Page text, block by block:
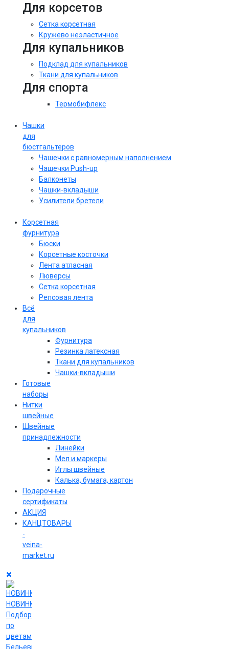
Для корсетов
Сетка корсетная
Кружево неэластичное
Для купальников
Подклад для купальников
Ткани для купальников
Для спорта
Термобифлекс
Чашки
для
бюстгальтеров
Чашечки с равномерным наполнением
Чашечки Push-up
Балконеты
Чашки-вкладыши
Усилители бретели
Корсетная
фурнитура
Бюски
Корсетные косточки
Лента атласная
Люверсы
Сетка корсетная
Репсовая лента
Всё
для
купальников
Фурнитура
Резинка латексная
Ткани для купальников
Чашки-вкладыши
Готовые
наборы
Нитки
швейные
Швейные
принадлежности
Линейки
Мел и маркеры
Иглы швейные
Калька, бумага, картон
Подарочные
сертификаты
АКЦИЯ
КАНЦТОВАРЫ
-
veina-
market.ru
НОВИНКИ
Подборки
по
цветам
Бельевые